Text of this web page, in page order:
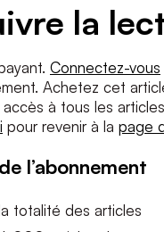
la
Connectez-vous
Achetez cet
à tous les
pour revenir à la page
l’abonnement
totalité des articles
et conditions etla politique
S'INSCRIRE